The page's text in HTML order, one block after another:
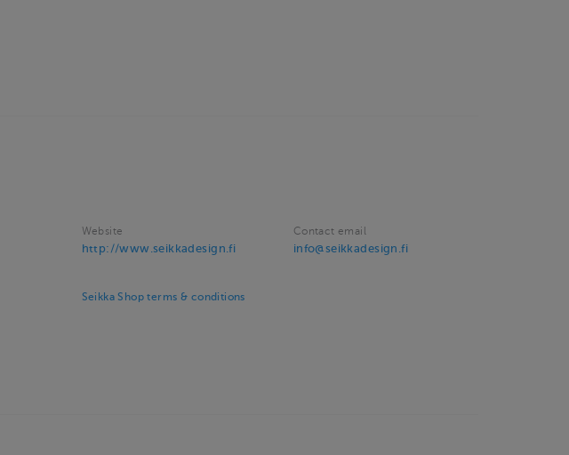
Website
http://www.seikkadesign.fi
Contact email
info@seikkadesign.fi
Seikka Shop terms & conditions